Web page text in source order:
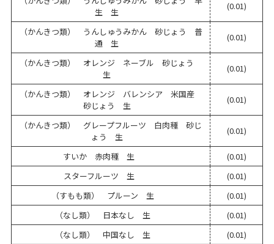
生 生
(0.01)
（かんきつ類） うんしゅうみかん 砂じょう 普
通 生
(0.01)
（かんきつ類） オレンジ ネーブル 砂じょう
生
(0.01)
（かんきつ類） オレンジ バレンシア 米国産
砂じょう 生
(0.01)
（かんきつ類） グレープフルーツ 白肉種 砂じ
ょう 生
(0.01)
すいか 赤肉種 生
(0.01)
スターフルーツ 生
(0.01)
（すもも類） プルーン 生
(0.01)
（なし類） 日本なし 生
(0.01)
（なし類） 中国なし 生
(0.01)